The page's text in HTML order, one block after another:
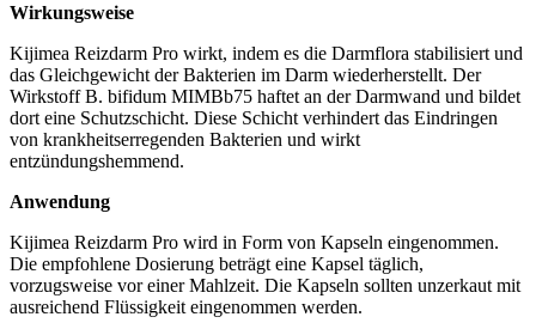
Wirkungsweise
Kijimea Reizdarm Pro wirkt, indem es die Darmflora stabilisiert und
das Gleichgewicht der Bakterien im Darm wiederherstellt. Der
Wirkstoff B. bifidum MIMBb75 haftet an der Darmwand und bildet
dort eine Schutzschicht. Diese Schicht verhindert das Eindringen
von krankheitserregenden Bakterien und wirkt
entzündungshemmend.
Anwendung
Kijimea Reizdarm Pro wird in Form von Kapseln eingenommen.
Die empfohlene Dosierung beträgt eine Kapsel täglich,
vorzugsweise vor einer Mahlzeit. Die Kapseln sollten unzerkaut mit
ausreichend Flüssigkeit eingenommen werden.